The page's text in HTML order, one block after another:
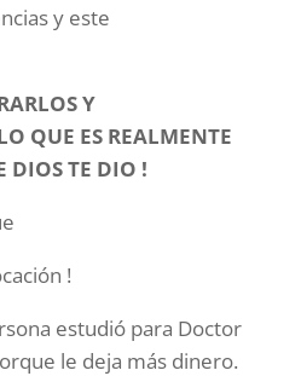
y este
Y
QUE ES REALMENTE
DIOS TE DIO !
!
estudió para Doctor
le deja más dinero.